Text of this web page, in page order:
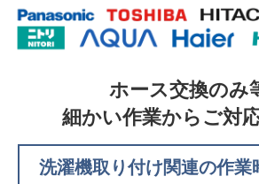
ホース交換のみ
細かい作業からご対
洗濯機取り付け関連の作業